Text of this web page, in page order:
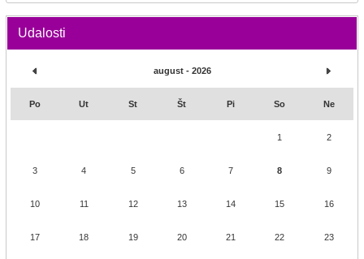
Udalosti
august - 2026
Po Ut St Št Pi So Ne
1 2
3 4 5 6 7 8 9
10 11 12 13 14 15 16
17 18 19 20 21 22 23